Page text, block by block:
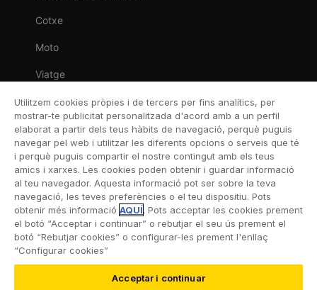
Cotxe
Moto
Viatge
Llar
Vida
Decessos
Dental
Esportiva
Esquí
Utilitzem cookies pròpies i de tercers per fins analítics, per
mostrar-te publicitat personalitzada d'acord amb a un perfil
elaborat a partir dels teus hàbits de navegació, perquè puguis
navegar pel web i utilitzar les diferents opcions o serveis que té
i perquè puguis compartir el nostre contingut amb els teus
amics i xarxes. Les cookies poden obtenir i guardar informació
al teu navegador. Aquesta informació pot ser sobre la teva
navegació, les teves preferències o el teu dispositiu. Pots
obtenir més informació AQUÍ. Pots acceptar les cookies prement
el botó “Acceptar i continuar” o rebutjar el seu ús prement el
botó “Rebutjar cookies” o configurar-les prement l'enllaç
“Configurar cookies”
Acceptar i continuar